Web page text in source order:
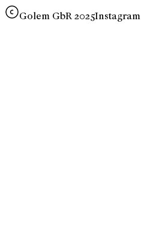
Golem GbR 2025Instagram